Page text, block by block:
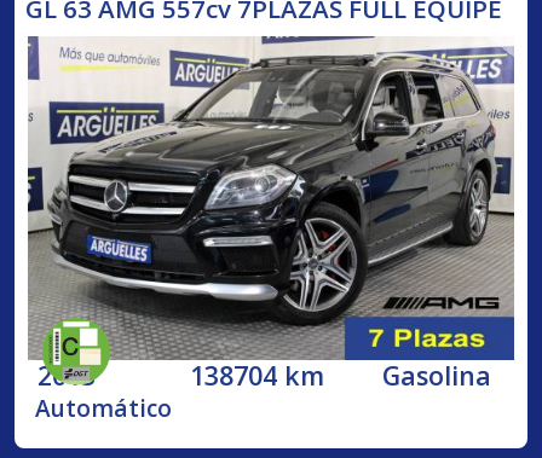
GL 63 AMG 557cv 7PLAZAS FULL EQUIPE
2013 138704 km Gasolina
Automático